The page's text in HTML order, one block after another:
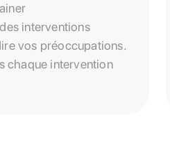
interventions
vos préoccupations.
chaque intervention